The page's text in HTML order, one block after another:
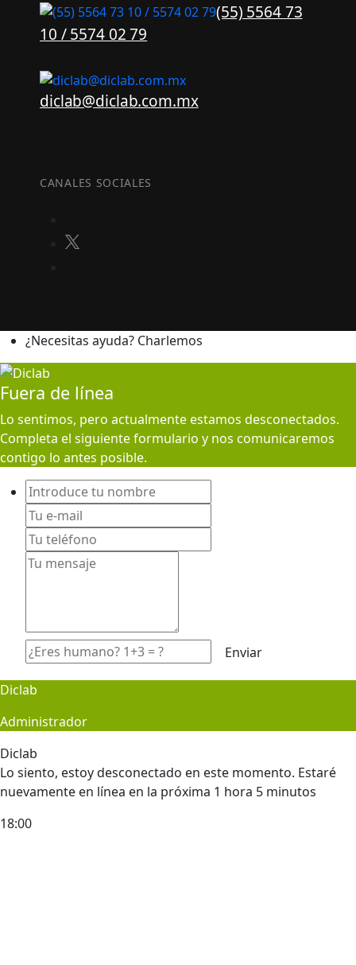
(55) 5564 73
10 / 5574 02 79
diclab@diclab.com.mx
CANALES SOCIALES
¿Necesitas ayuda? Charlemos
Fuera de línea
Lo sentimos, pero actualmente estamos desconectados.
Completa el siguiente formulario y nos comunicaremos
contigo lo antes posible.
Diclab
Administrador
Diclab
Lo siento, estoy desconectado en este momento. Estaré
nuevamente en línea en la próxima 1 hora 5 minutos
18:00